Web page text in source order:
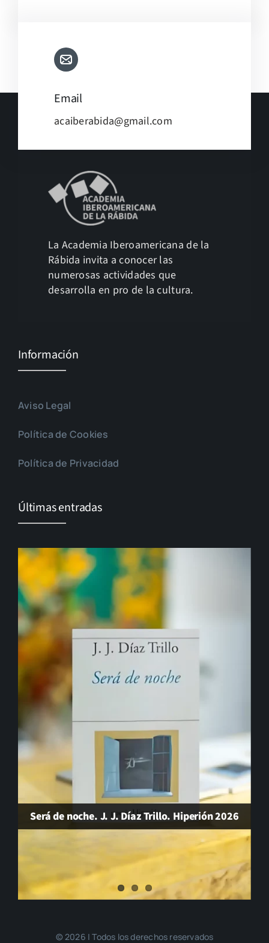
Email
acaiberabida@gmail.com
La Academia Iberoamericana de la
Rábida invita a conocer las
numerosas actividades que
desarrolla en pro de la cultura.
Información
Aviso Legal
Política de Cookies
Política de Privacidad
Últimas entradas
Será de noche. J. J. Díaz Trillo. Hiperión 2026
El cambio que nunca llega…
Gonzalo Guerrero, padre del mestizaje
© 2026 | Todos los derechos reservados